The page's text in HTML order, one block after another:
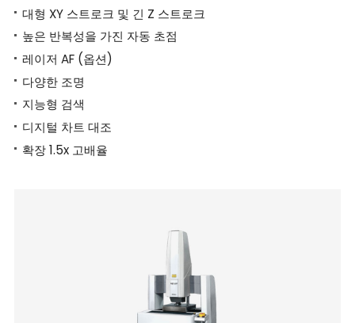
대형 XY 스트로크 및 긴 Z 스트로크
높은 반복성을 가진 자동 초점
레이저 AF (옵션)
다양한 조명
지능형 검색
디지털 차트 대조
확장 1.5x 고배율